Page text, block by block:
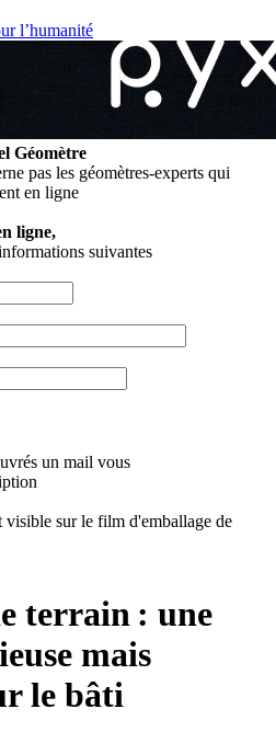
l’humanité
Géomètre
pas les géomètres-experts qui
en ligne
ligne,
suivantes
un mail vous
sur le film d'emballage de
terrain : une
mais
le bâti